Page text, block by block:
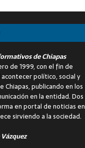
de Chiapas
de 1999, con el fin de
político, social y
publicando en los
en la entidad. Dos
en portal de noticias en
sirviendo a la sociedad.